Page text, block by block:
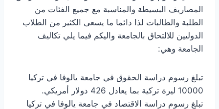
المصاريف البسيطة والمناسبة مع جميع الفئات من
الطلبة والطالبات لذا دائما ما يسعى الكثير من الطلاب
الدوليين للالتحاق بالجامعة واليكم فيما يلي تكاليف
الجامعة وهي:
تبلغ رسوم دراسة الحقوق في جامعة يالوفا في تركيا
10000 ليرة تركية بما يعادل 426 دولار أمريكي.
تبلغ رسوم دراسة الاقتصاد في جامعة يالوفا في تركيا